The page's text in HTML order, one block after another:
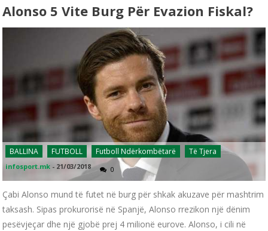
Alonso 5 Vite Burg Për Evazion Fiskal?
BALLINA FUTBOLL Futboll Ndërkombëtarë Të Tjera
infosport.mk - 21/03/2018 0
Çabi Alonso mund të futet në burg për shkak akuzave për mashtrim
taksash. Sipas prokurorisë në Spanjë, Alonso rrezikon një dënim
pesëvjeçar dhe një gjobë prej 4 milionë eurove. Alonso, i cili në